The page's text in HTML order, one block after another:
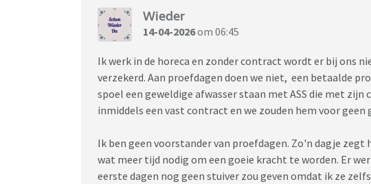
Wieder
14-04-2026om 06:45
Ik werk in de horeca en zonder contract wordt er bij ons
verzekerd. Aan proefdagen doen we niet, een betaalde
spoel een geweldige afwasser staan met ASS die met
inmiddels een vast contract en we zouden hem voor geen
Ik ben geen voorstander van proefdagen. Zo'n dagje
wat meer tijd nodig om een goeie kracht te worden. Er
eerste dagen nog geen stuiver zou geven omdat ik ze